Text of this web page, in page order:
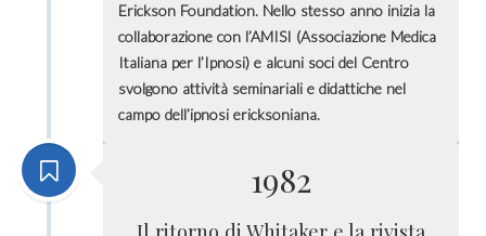
Erickson Foundation. Nello stesso anno inizia la
collaborazione con l’AMISI (Associazione Medica
Italiana per l’Ipnosi) e alcuni soci del Centro
svolgono attività seminariali e didattiche nel
campo dell’ipnosi ericksoniana.
1982